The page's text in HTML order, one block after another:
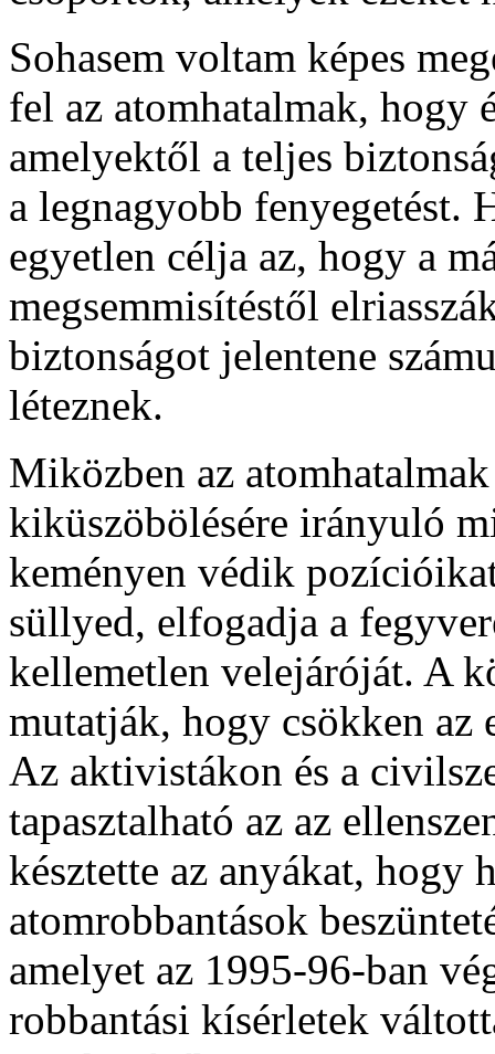
Sohasem voltam képes
fel az atomhatalmak, hogy
amelyektől a teljes
a legnagyobb fenyegetést.
egyetlen célja az, hogy a
megsemmisítéstől
biztonságot jelentene
léteznek.
Miközben az
kiküszöbölésére irányuló
keményen védik
süllyed, elfogadja a
kellemetlen velejáróját. A
mutatják, hogy csökken az
Az aktivistákon és a
tapasztalható az az
késztette az anyákat, hogy
atomrobbantások
amelyet az 1995-96-ban
robbantási kísérletek